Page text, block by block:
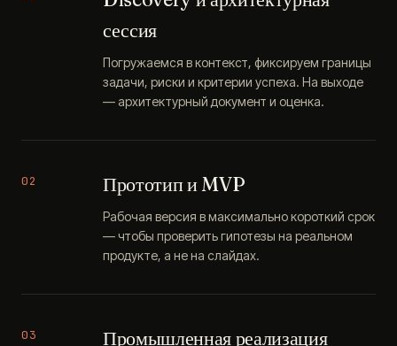
сессия
Погружаемся в контекст, фиксируем границы
задачи, риски и критерии успеха. На выходе
— архитектурный документ и оценка.
02 Прототип и MVP
Рабочая версия в максимально короткий срок
— чтобы проверить гипотезы на реальном
продукте, а не на слайдах.
03 Промышленная реализация